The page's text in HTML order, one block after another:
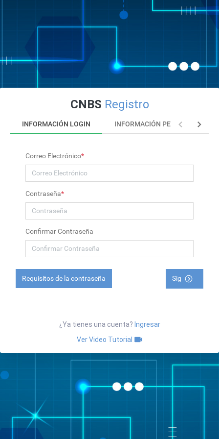
CNBS Registro
INFORMACIÓN LOGIN INFORMACIÓN PERSONAL
Correo Electrónico*
Contraseña*
Confirmar Contraseña
Requisitos de la contraseña Sig
¿Ya tienes una cuenta? Ingresar
Ver Video Tutorial